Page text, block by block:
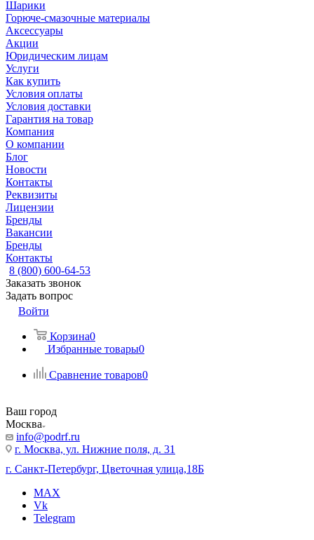
Шарики
Горюче-смазочные материалы
Аксессуары
Акции
Юридическим лицам
Услуги
Как купить
Условия оплаты
Условия доставки
Гарантия на товар
Компания
О компании
Блог
Новости
Контакты
Реквизиты
Лицензии
Бренды
Вакансии
Бренды
Контакты
8 (800) 600-64-53
Заказать звонок
Задать вопрос
Войти
Корзина0
Избранные товары0
Сравнение товаров0
Ваш город
Москва
info@podrf.ru
г. Москва, ул. Нижние поля, д. 31
г. Санкт-Петербург, Цветочная улица,18Б
MAX
Vk
Telegram